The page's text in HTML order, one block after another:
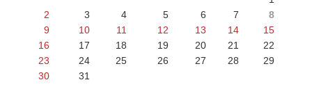
2
3 4 5 6 7
8
9
10 11 12 13 14
15
16
17 18 19 20 21
22
23
24 25 26 27 28
29
30
31